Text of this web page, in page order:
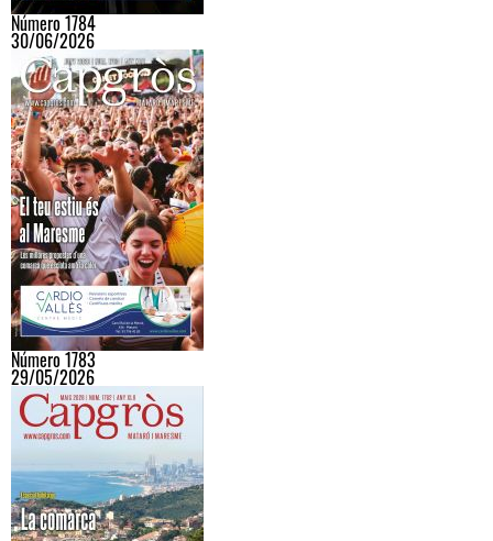
Número 1784
30/06/2026
Número 1783
29/05/2026